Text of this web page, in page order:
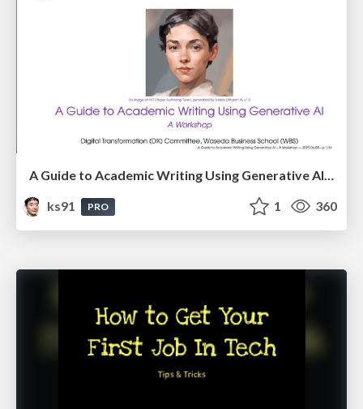
A Guide to Academic Writing Using Generative AI - A Workshop
ks91
PRO 1 360